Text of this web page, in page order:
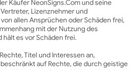
Käufer NeonSigns.Com und seine
Lizenznehmer und
allen Ansprüchen oder Schäden frei,
mit der Nutzung des
es vor Schäden frei.
Titel und Interessen an,
auf Rechte, die durch geistige